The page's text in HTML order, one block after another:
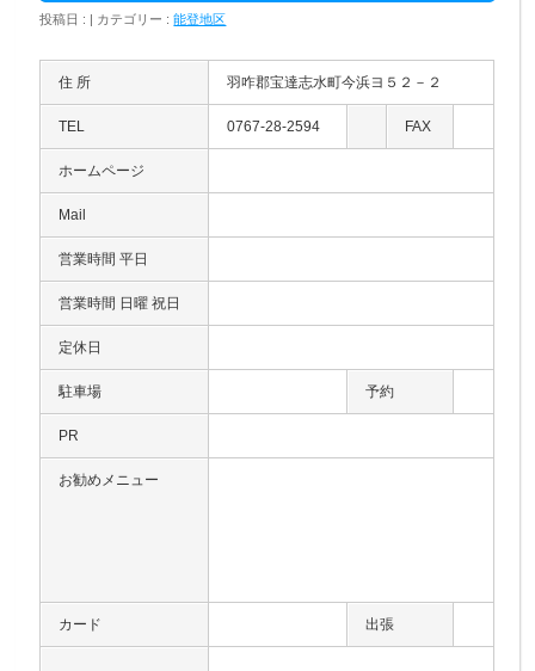
投稿日 : | カテゴリー :能登地区
住 所 羽咋郡宝達志水町今浜ヨ５２－２
TEL 0767-28-2594 FAX
ホームページ
Mail
営業時間 平日
営業時間 日曜 祝日
定休日
駐車場 予約
PR
お勧めメニュー
カード 出張